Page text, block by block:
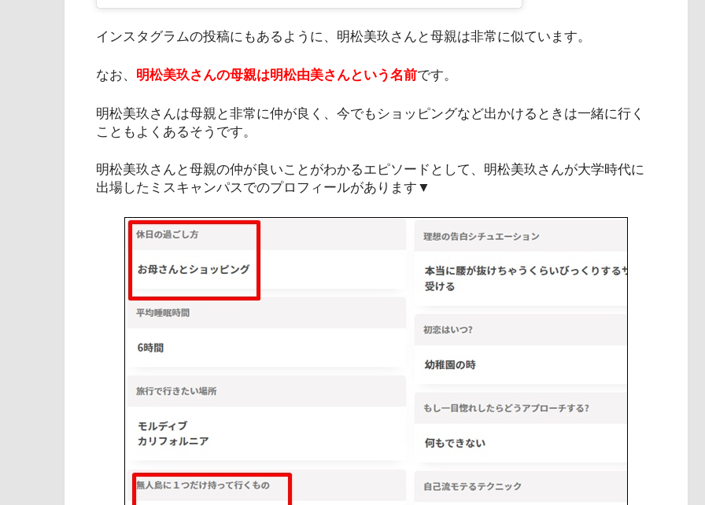
インスタグラムの投稿にもあるように、明松美玖さんと母親は非常に似ています。
なお、 明松美玖さんの母親は明松由美さんという名前です。
明松美玖さんは母親と非常に仲が良く、今でもショッピングなど出かけるときは一緒に行く
こともよくあるそうです。
明松美玖さんと母親の仲が良いことがわかるエピソードとして、明松美玖さんが大学時代に
出場したミスキャンパスでのプロフィールがあります▼